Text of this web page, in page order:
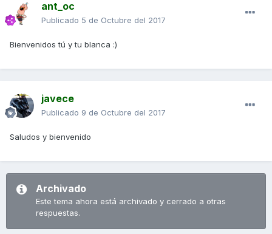
ant_oc
Publicado 5 de Octubre del 2017
Bienvenidos tú y tu blanca :)
javece
Publicado 9 de Octubre del 2017
Saludos y bienvenido
Archivado
Este tema ahora está archivado y cerrado a otras
respuestas.